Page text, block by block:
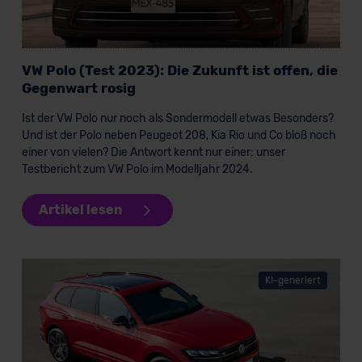
Datenschutzerklärung
VW Polo (Test 2023): Die Zukunft ist offen, die
Gegenwart rosig
Ist der VW Polo nur noch als Sondermodell etwas Besonders?
Und ist der Polo neben Peugeot 208, Kia Rio und Co bloß noch
einer von vielen? Die Antwort kennt nur einer: unser
Testbericht zum VW Polo im Modelljahr 2024.
Artikel lesen
KI-generiert